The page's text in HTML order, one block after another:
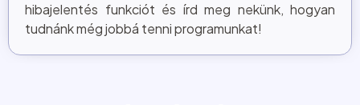
hibajelentés funkciót és írd meg nekünk, hogyan
tudnánk még jobbá tenni programunkat!